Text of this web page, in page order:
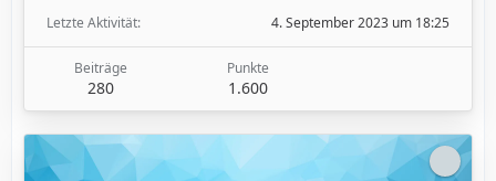
Letzte Aktivität
4. September 2023 um 18:25
Beiträge
280
Punkte
1.600